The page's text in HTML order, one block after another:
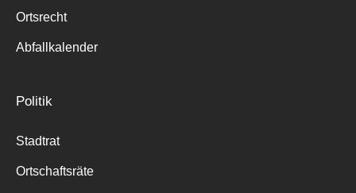
Ortsrecht
Abfallkalender
Politik
Stadtrat
Ortschaftsräte